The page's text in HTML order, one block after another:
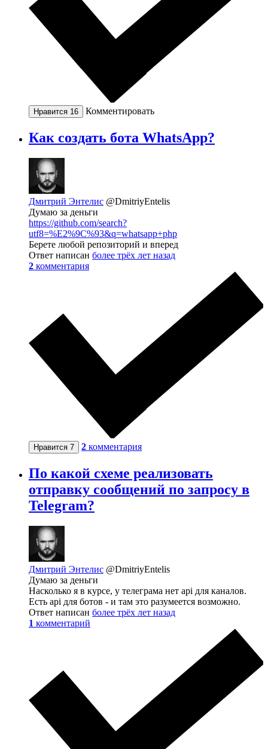
Нравится 16 Комментировать
Как создать бота WhatsApp?
Дмитрий Энтелис @DmitriyEntelis
Думаю за деньги
https://github.com/search?
utf8=%E2%9C%93&q=whatsapp+php
Берете любой репозиторий и вперед
Ответ написан более трёх лет назад
2 комментария
Нравится 7 2 комментария
По какой схеме реализовать
отправку сообщений по запросу в
Telegram?
Дмитрий Энтелис @DmitriyEntelis
Думаю за деньги
Насколько я в курсе, у телеграма нет api для каналов.
Есть api для ботов - и там это разумеется возможно.
Ответ написан более трёх лет назад
1 комментарий